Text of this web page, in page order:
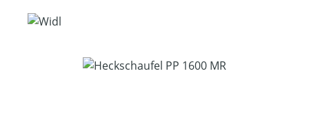
Bildergalerie überspringen